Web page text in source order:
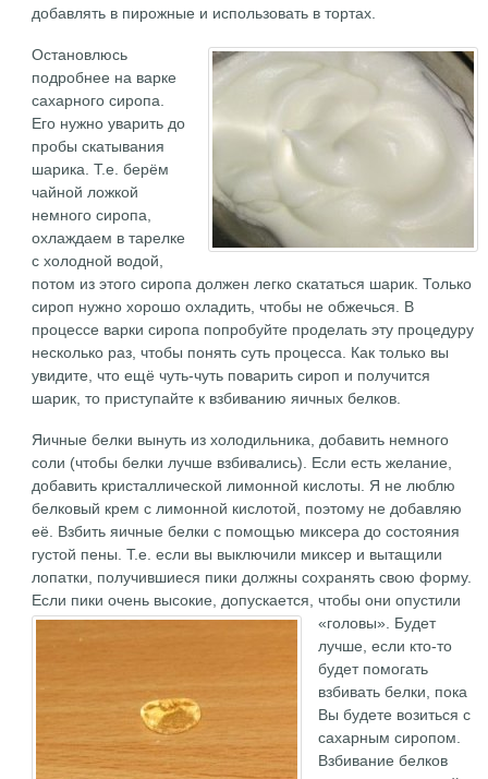
добавлять в пирожные и использовать в тортах.
Остановлюсь
подробнее на варке
сахарного сиропа.
Его нужно уварить до
пробы скатывания
шарика. Т.е. берём
чайной ложкой
немного сиропа,
охлаждаем в тарелке
с холодной водой,
потом из этого сиропа должен легко скататься шарик. Только
сироп нужно хорошо охладить, чтобы не обжечься. В
процессе варки сиропа попробуйте проделать эту процедуру
несколько раз, чтобы понять суть процесса. Как только вы
увидите, что ещё чуть-чуть поварить сироп и получится
шарик, то приступайте к взбиванию яичных белков.
Яичные белки вынуть из холодильника, добавить немного
соли (чтобы белки лучше взбивались). Если есть желание,
добавить кристаллической лимонной кислоты. Я не люблю
белковый крем с лимонной кислотой, поэтому не добавляю
её. Взбить яичные белки с помощью миксера до состояния
густой пены. Т.е. если вы выключили миксер и вытащили
лопатки, получившиеся пики должны сохранять свою форму.
Если пики очень высокие, допускается, чтобы они опустили
«головы». Будет
лучше, если кто-то
будет помогать
взбивать белки, пока
Вы будете возиться с
сахарным сиропом.
Взбивание белков